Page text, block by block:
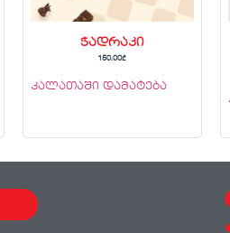
ჭადრაკი
150.00₾
კალათაში დამატება